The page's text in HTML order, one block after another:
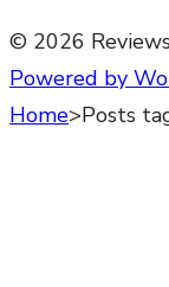
© 2026
Powered by
Home>Posts